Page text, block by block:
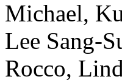
Michael,
Lee Sang-
Rocco,